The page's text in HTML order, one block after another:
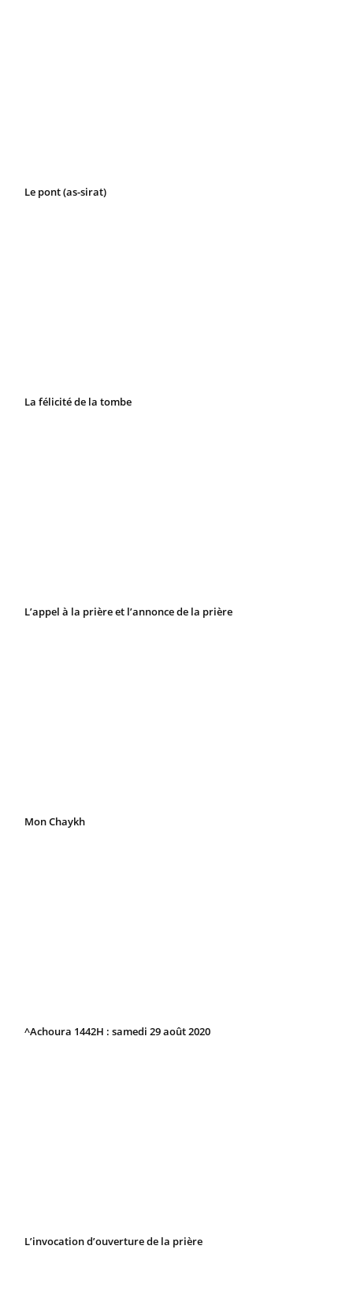
Le pont (as-sirat)
La félicité de la tombe
L’appel à la prière et l’annonce de la prière
Mon Chaykh
^Achoura 1442H : samedi 29 août 2020
L’invocation d’ouverture de la prière